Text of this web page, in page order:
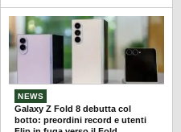
NEWS
Galaxy Z Fold 8 debutta col
botto: preordini record e utenti